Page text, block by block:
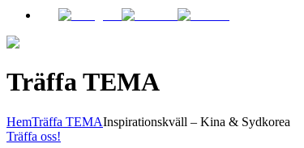
Träffa TEMA
HemTräffa TEMAInspirationskväll – Kina & Sydkorea
Träffa oss!